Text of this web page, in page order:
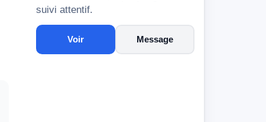
suivi attentif.
Voir Message